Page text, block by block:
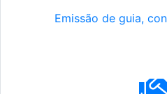
Emissão de guia,